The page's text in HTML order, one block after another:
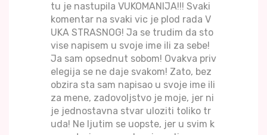
tu je nastupila VUKOMANIJA!!! Svaki
komentar na svaki vic je plod rada V
UKA STRASNOG! Ja se trudim da sto
vise napisem u svoje ime ili za sebe!
Ja sam opsednut sobom! Ovakva priv
elegija se ne daje svakom! Zato, bez
obzira sta sam napisao u svoje ime ili
za mene, zadovoljstvo je moje, jer ni
je jednostavna stvar uloziti toliko tr
uda! Ne ljutim se uopste, jer u svim k